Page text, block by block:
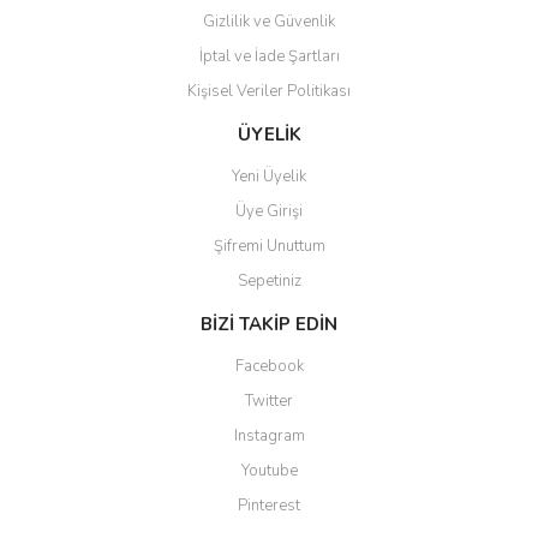
Gönder
Gizlilik ve Güvenlik
İptal ve İade Şartları
Kişisel Veriler Politikası
ÜYELİK
Yeni Üyelik
Üye Girişi
Şifremi Unuttum
Sepetiniz
BİZİ TAKİP EDİN
Facebook
Twitter
Instagram
Youtube
Pinterest